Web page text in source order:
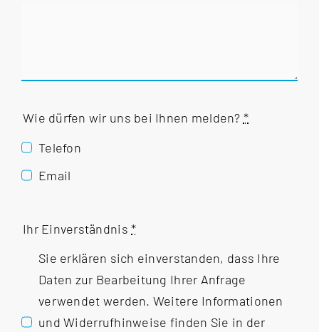
Wie dürfen wir uns bei Ihnen melden? *
Telefon
Email
Ihr Einverständnis*
Sie erklären sich einverstanden, dass Ihre
Daten zur Bearbeitung Ihrer Anfrage
verwendet werden. Weitere Informationen
und Widerrufhinweise finden Sie in der